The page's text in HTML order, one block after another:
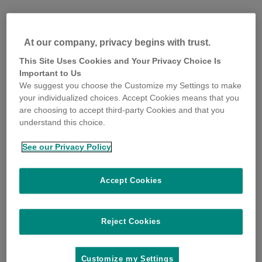
At our company, privacy begins with trust.
This Site Uses Cookies and Your Privacy Choice Is
Important to Us
We suggest you choose the Customize my Settings to make
your individualized choices. Accept Cookies means that you
are choosing to accept third-party Cookies and that you
understand this choice.
See our Privacy Policy
Reject Cookies
Accept Cookies
Customize my Settings